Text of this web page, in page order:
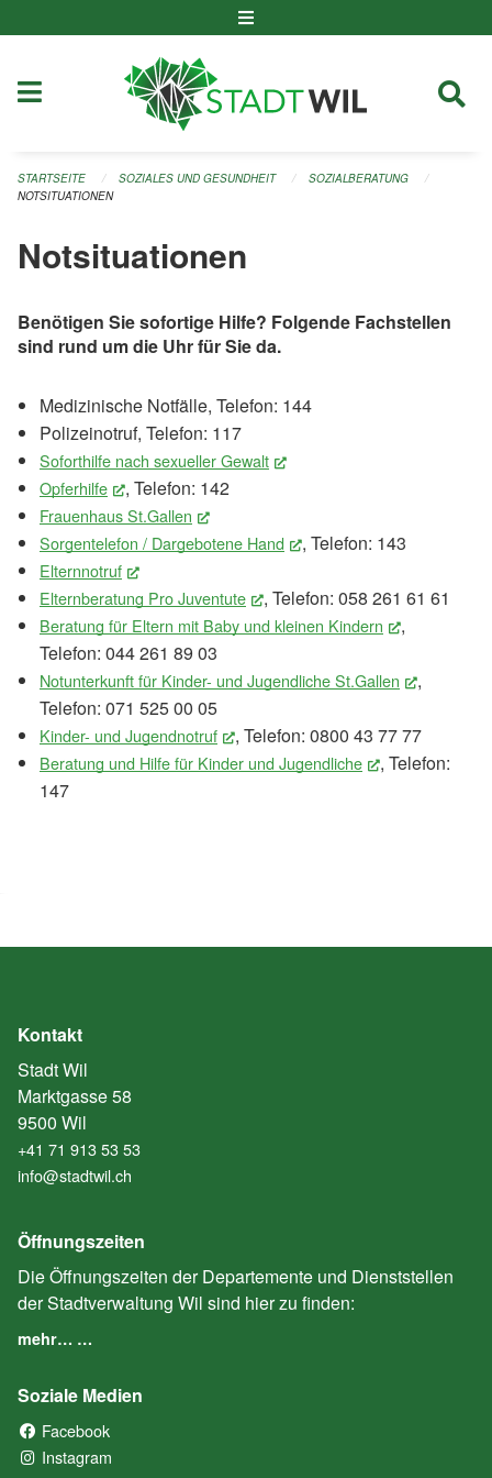
STARTSEITE SOZIALES UND GESUNDHEIT
SOZIALBERATUNG
NOTSITUATIONEN
Notsituationen
Benötigen Sie sofortige Hilfe? Folgende Fachstellen
sind rund um die Uhr für Sie da.
Medizinische Notfälle, Telefon: 144
Polizeinotruf, Telefon: 117
Soforthilfe nach sexueller Gewalt
(External Link)
Opferhilfe
(External Link)
, Telefon: 142
Frauenhaus St.Gallen
(External Link)
Sorgentelefon / Dargebotene Hand
(External Link)
, Telefon: 143
Elternnotruf
(External Link)
Elternberatung Pro Juventute
(External Link)
, Telefon: 058 261 61 61
Beratung für Eltern mit Baby und kleinen Kindern (External
,
Telefon: 044 261 89 03
Notunterkunft für Kinder- und Jugendliche St.Gallen (External
,
Telefon: 071 525 00 05
Kinder- und Jugendnotruf (External Link)
, Telefon: 0800 43 77 77
Beratung und Hilfe für Kinder und Jugendliche (External Link)
, Telefon:
147
Kontakt
Stadt Wil
Marktgasse 58
9500 Wil
+41 71 913 53 53
info@stadtwil.ch
Öffnungszeiten
Die Öffnungszeiten der Departemente und Dienststellen
der Stadtverwaltung Wil sind hier zu finden:
mehr… …
Soziale Medien
Facebook
Instagram